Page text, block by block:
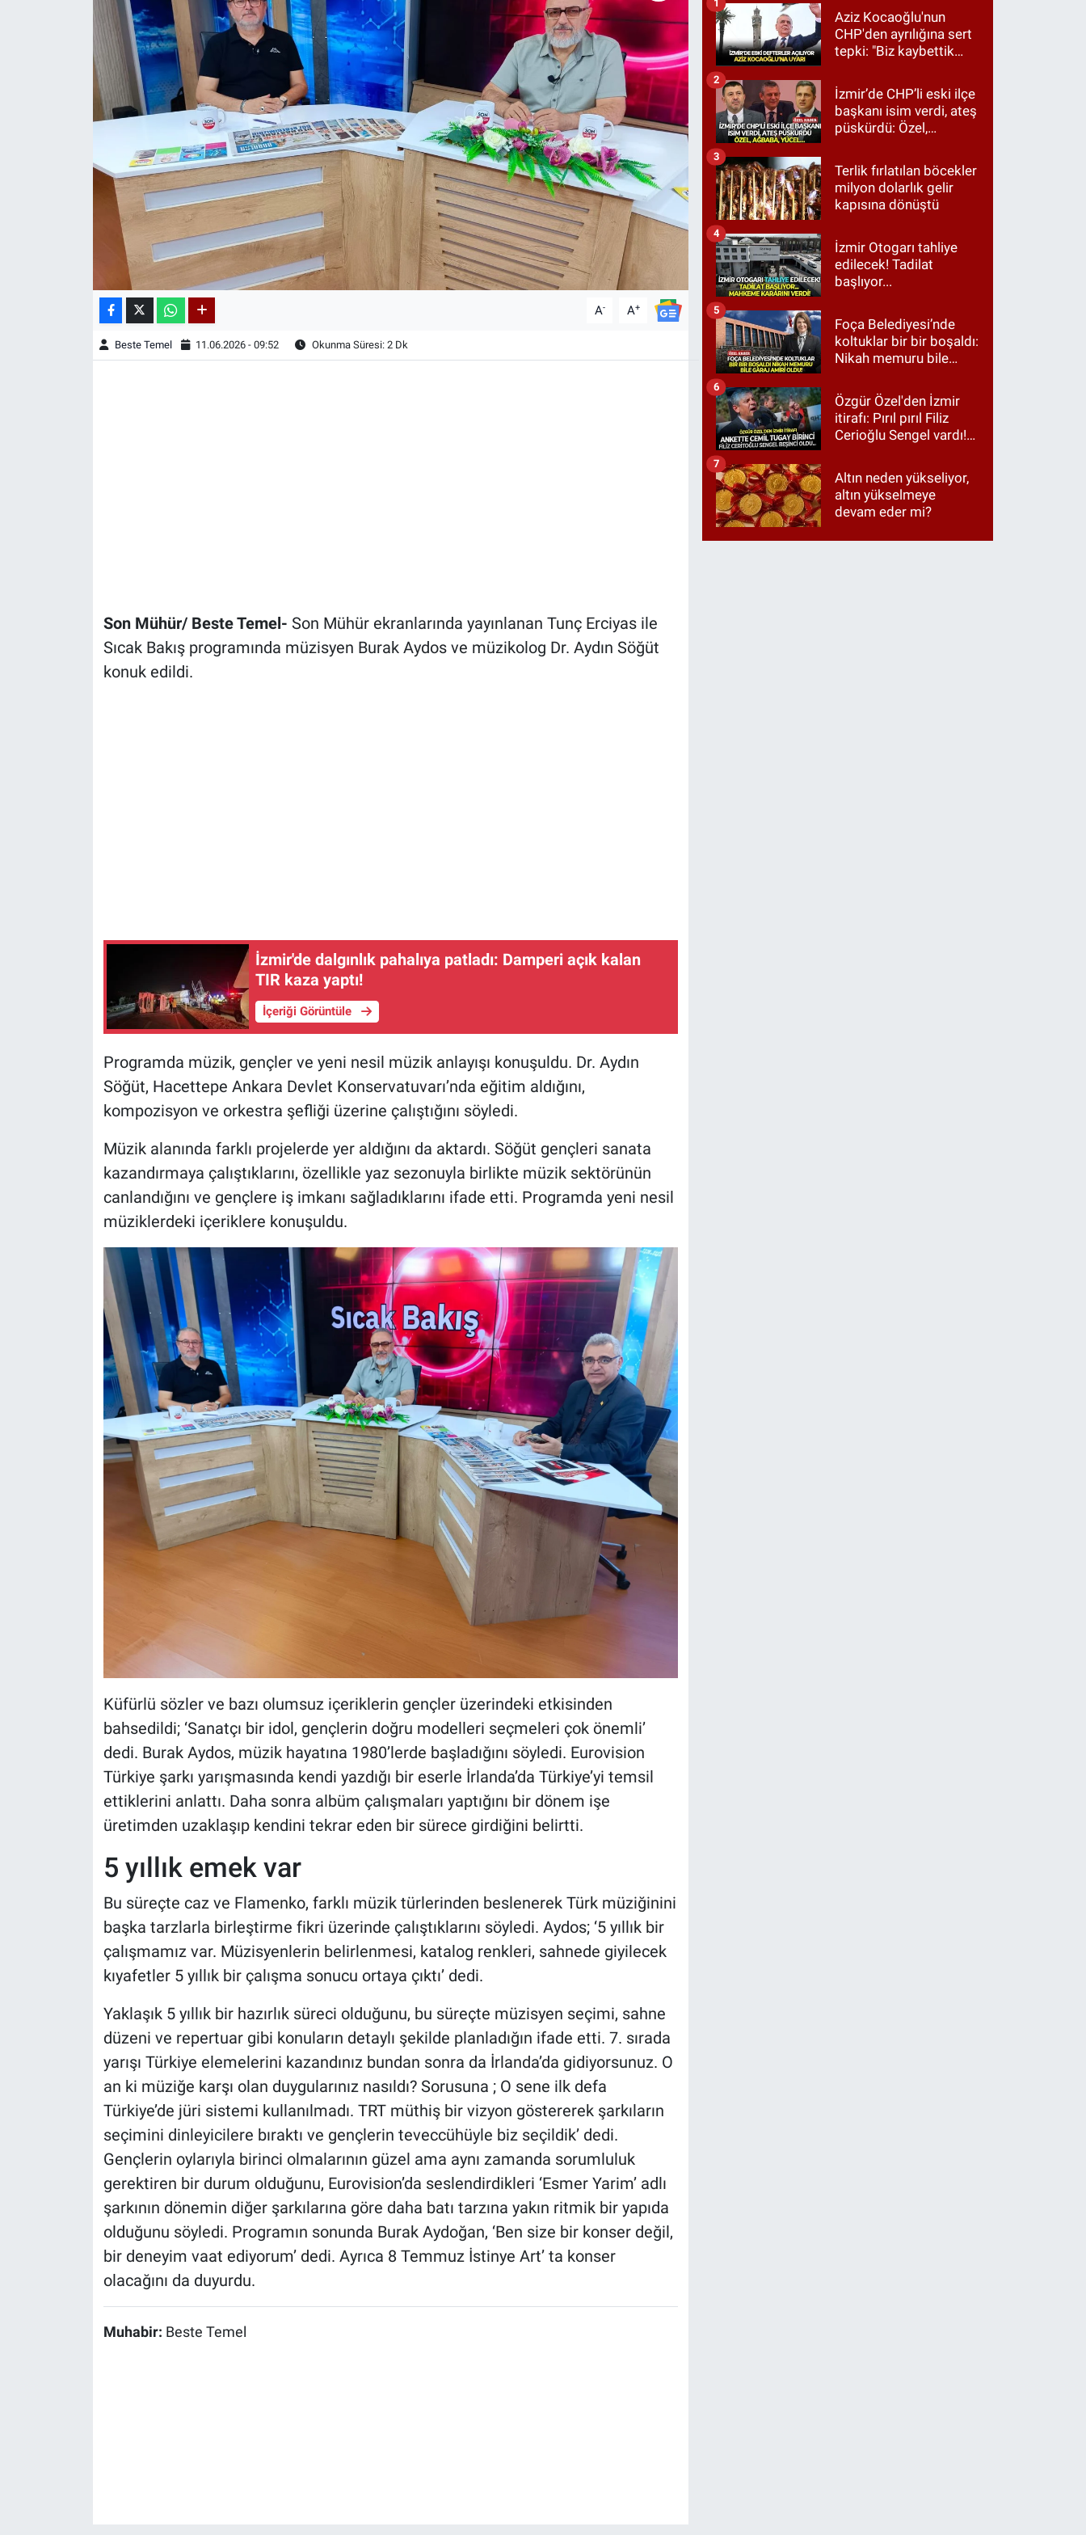
A- A+
Beste Temel 11.06.2026 - 09:52 Okunma Süresi: 2 Dk
Son Mühür/ Beste Temel- Son Mühür ekranlarında yayınlanan Tunç Erciyas ile
Sıcak Bakış programında müzisyen Burak Aydos ve müzikolog Dr. Aydın Söğüt
konuk edildi.
İzmir'de dalgınlık pahalıya patladı: Damperi açık kalan
TIR kaza yaptı!
İçeriği Görüntüle
Programda müzik, gençler ve yeni nesil müzik anlayışı konuşuldu. Dr. Aydın
Söğüt, Hacettepe Ankara Devlet Konservatuvarı’nda eğitim aldığını,
kompozisyon ve orkestra şefliği üzerine çalıştığını söyledi.
Müzik alanında farklı projelerde yer aldığını da aktardı. Söğüt gençleri sanata
kazandırmaya çalıştıklarını, özellikle yaz sezonuyla birlikte müzik sektörünün
canlandığını ve gençlere iş imkanı sağladıklarını ifade etti. Programda yeni nesil
müziklerdeki içeriklere konuşuldu.
Küfürlü sözler ve bazı olumsuz içeriklerin gençler üzerindeki etkisinden
bahsedildi; ‘Sanatçı bir idol, gençlerin doğru modelleri seçmeleri çok önemli’
dedi. Burak Aydos, müzik hayatına 1980’lerde başladığını söyledi. Eurovision
Türkiye şarkı yarışmasında kendi yazdığı bir eserle İrlanda’da Türkiye’yi temsil
ettiklerini anlattı. Daha sonra albüm çalışmaları yaptığını bir dönem işe
üretimden uzaklaşıp kendini tekrar eden bir sürece girdiğini belirtti.
5 yıllık emek var
Bu süreçte caz ve Flamenko, farklı müzik türlerinden beslenerek Türk müziğinini
başka tarzlarla birleştirme fikri üzerinde çalıştıklarını söyledi. Aydos; ‘5 yıllık bir
çalışmamız var. Müzisyenlerin belirlenmesi, katalog renkleri, sahnede giyilecek
kıyafetler 5 yıllık bir çalışma sonucu ortaya çıktı’ dedi.
Yaklaşık 5 yıllık bir hazırlık süreci olduğunu, bu süreçte müzisyen seçimi, sahne
düzeni ve repertuar gibi konuların detaylı şekilde planladığın ifade etti. 7. sırada
yarışı Türkiye elemelerini kazandınız bundan sonra da İrlanda’da gidiyorsunuz. O
an ki müziğe karşı olan duygularınız nasıldı? Sorusuna ; O sene ilk defa
Türkiye’de jüri sistemi kullanılmadı. TRT müthiş bir vizyon göstererek şarkıların
seçimini dinleyicilere bıraktı ve gençlerin teveccühüyle biz seçildik’ dedi.
Gençlerin oylarıyla birinci olmalarının güzel ama aynı zamanda sorumluluk
gerektiren bir durum olduğunu, Eurovision’da seslendirdikleri ‘Esmer Yarim’ adlı
şarkının dönemin diğer şarkılarına göre daha batı tarzına yakın ritmik bir yapıda
olduğunu söyledi. Programın sonunda Burak Aydoğan, ‘Ben size bir konser değil,
bir deneyim vaat ediyorum’ dedi. Ayrıca 8 Temmuz İstinye Art’ ta konser
olacağını da duyurdu.
Muhabir: Beste Temel
Aziz Kocaoğlu'nun
CHP'den ayrılığına sert
tepki: "Biz kaybettik
etmedik"
1
İzmir’de CHP’li eski ilçe
başkanı isim verdi, ateş
püskürdü: Özel,
2
Terlik fırlatılan böcekler
milyon dolarlık gelir
kapısına dönüştü
3
İzmir Otogarı tahliye
edilecek! Tadilat
başlıyor...
4
Foça Belediyesi’nde
koltuklar bir bir boşaldı:
Nikah memuru bile
5
Özgür Özel'den İzmir
itirafı: Pırıl pırıl Filiz
Cerioğlu Sengel vardı!
Tugay birinci çıktı
6
Altın neden yükseliyor,
altın yükselmeye
devam eder mi?
7